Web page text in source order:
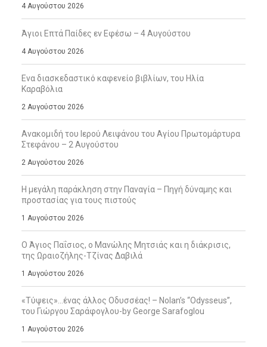
4 Αυγούστου 2026
Άγιοι Επτά Παίδες εν Εφέσω – 4 Αυγούστου
4 Αυγούστου 2026
Ενα διασκεδαστικό καφενείο βιβλίων, του Ηλία
Καραβόλια
2 Αυγούστου 2026
Ανακομιδή του Ιερού Λειψάνου του Αγίου Πρωτομάρτυρα
Στεφάνου – 2 Αυγούστου
2 Αυγούστου 2026
Η μεγάλη παράκληση στην Παναγία – Πηγή δύναμης και
προστασίας για τους πιστούς
1 Αυγούστου 2026
Ο Άγιος Παΐσιος, ο Μανώλης Μητσιάς και η διάκρισις,
της Ωραιοζήλης-Τζίνας Δαβιλά
1 Αυγούστου 2026
«Τύψεις»…ένας άλλος Οδυσσέας! – Nolan’s “Odysseus”,
του Γιώργου Σαράφογλου-by George Sarafoglou
1 Αυγούστου 2026